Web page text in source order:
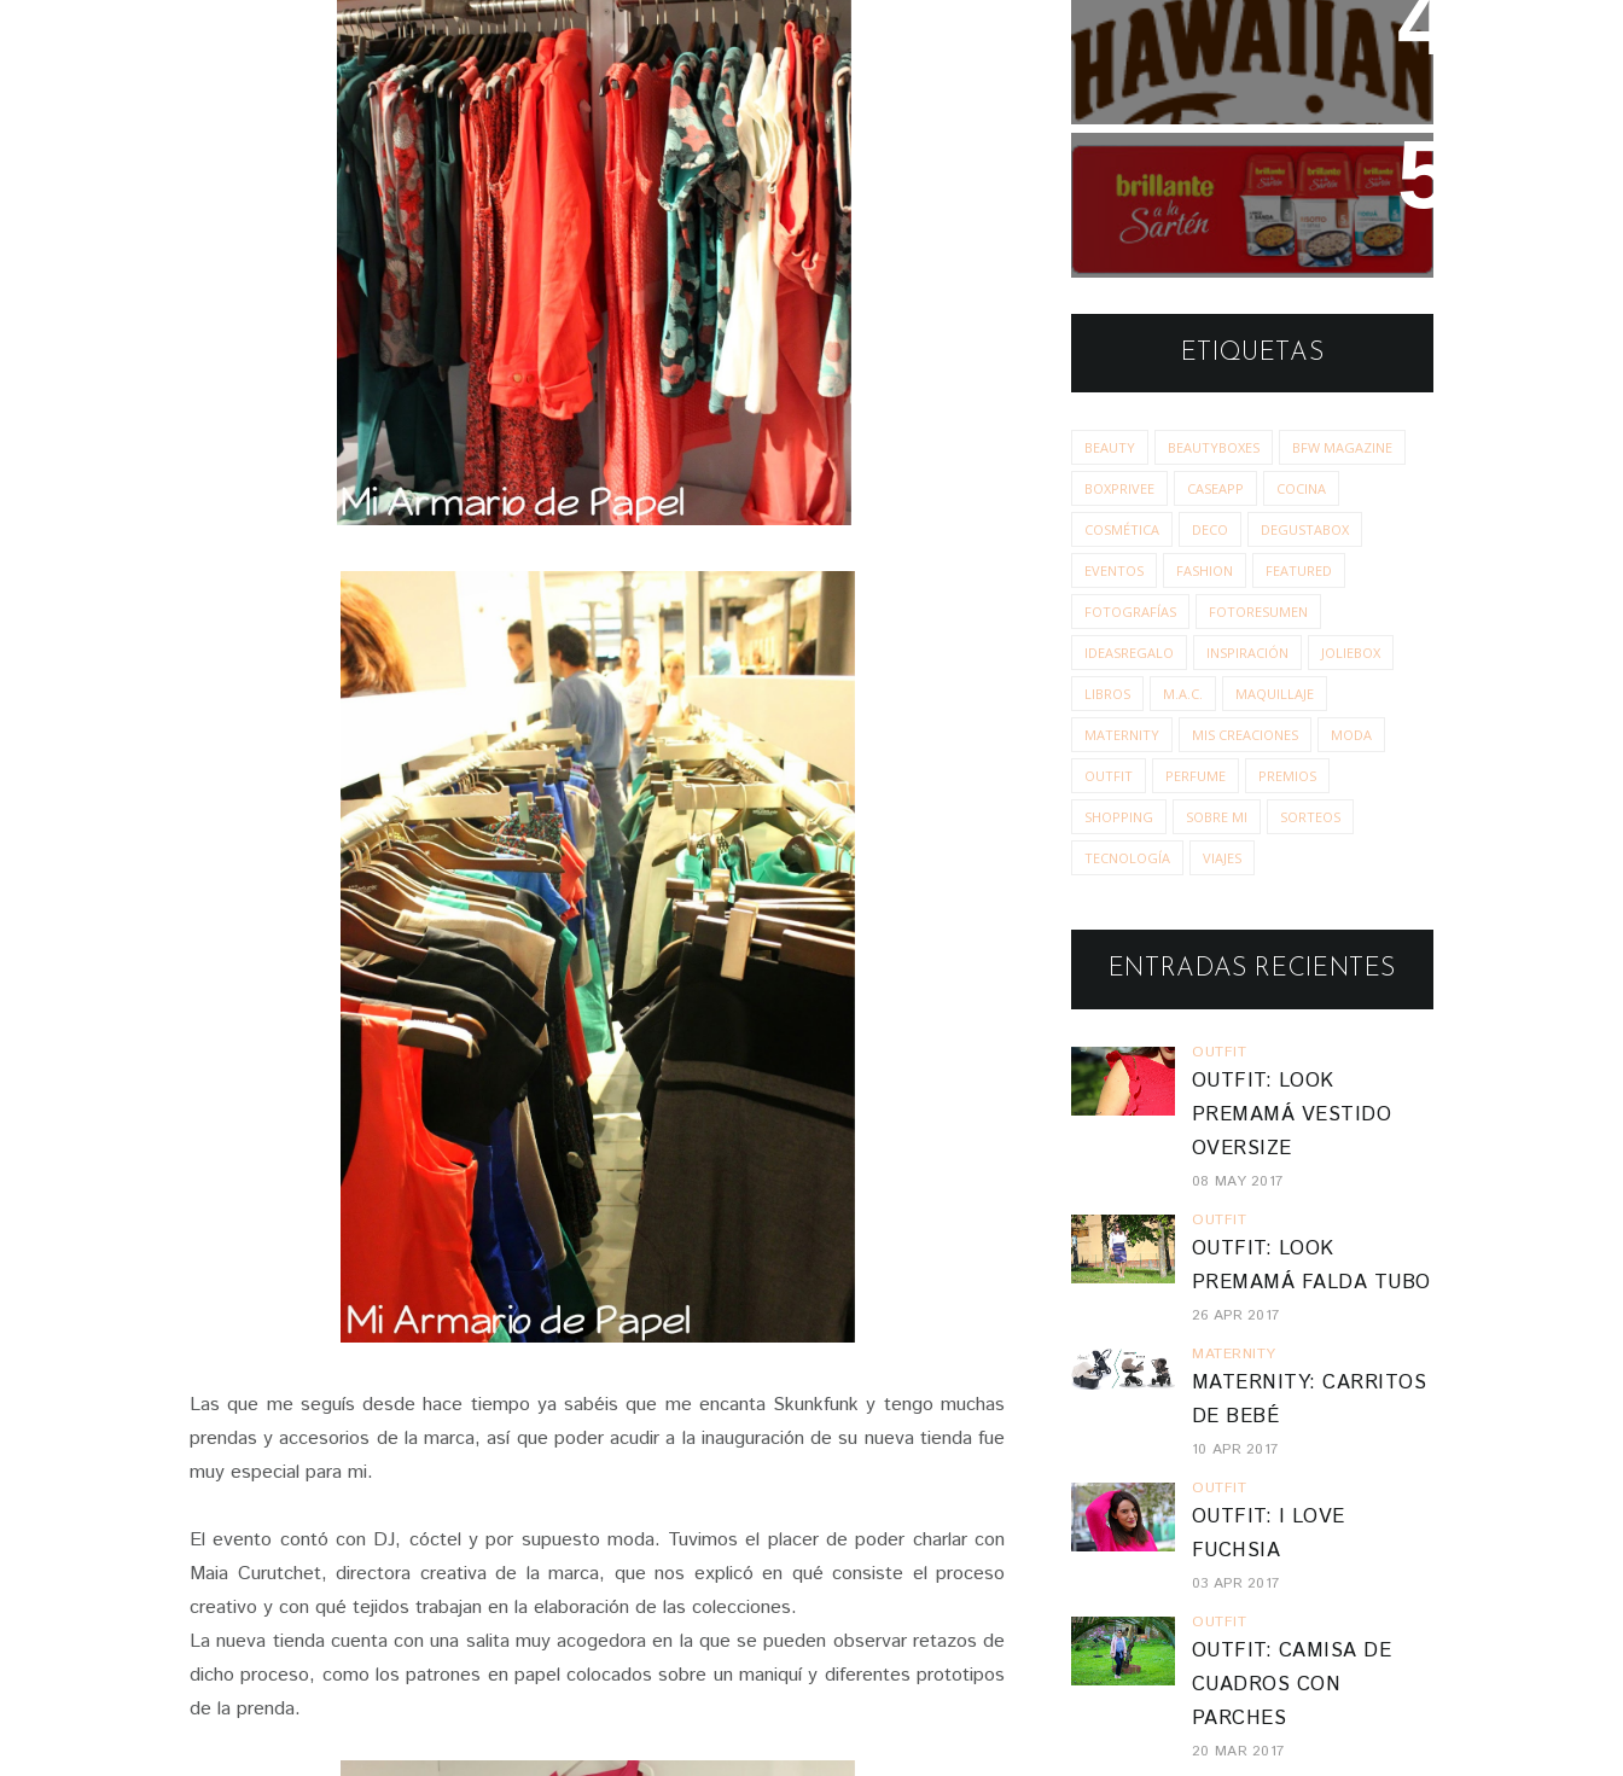
Las que me seguís desde hace tiempo ya sabéis que me encanta Skunkfunk y tengo muchas
prendas y accesorios de la marca, así que poder acudir a la inauguración de su nueva tienda fue
muy especial para mi.
El evento contó con DJ, cóctel y por supuesto moda. Tuvimos el placer de poder charlar con
Maia Curutchet, directora creativa de la marca, que nos explicó en qué consiste el proceso
creativo y con qué tejidos trabajan en la elaboración de las colecciones.
La nueva tienda cuenta con una salita muy acogedora en la que se pueden observar retazos de
dicho proceso, como los patrones en papel colocados sobre un maniquí y diferentes prototipos
de la prenda.
Haul: Dúo de Productos
Hawaiian Tropic para el
Veranito
Estudio de Opinión: Brillante
a la Sartén
ETIQUETAS
BEAUTY BEAUTYBOXES BFW MAGAZINE
BOXPRIVEE CASEAPP COCINA
COSMÉTICA DECO DEGUSTABOX
EVENTOS FASHION FEATURED
FOTOGRAFÍAS FOTORESUMEN
IDEASREGALO INSPIRACIÓN JOLIEBOX
LIBROS M.A.C. MAQUILLAJE
MATERNITY MIS CREACIONES MODA
OUTFIT PERFUME PREMIOS
SHOPPING SOBRE MI SORTEOS
TECNOLOGÍA VIAJES
ENTRADAS RECIENTES
OUTFIT
OUTFIT: LOOK
PREMAMÁ VESTIDO
OVERSIZE
08 MAY 2017
OUTFIT
OUTFIT: LOOK
PREMAMÁ FALDA TUBO
26 APR 2017
MATERNITY
MATERNITY: CARRITOS
DE BEBÉ
10 APR 2017
OUTFIT
OUTFIT: I LOVE
FUCHSIA
03 APR 2017
OUTFIT
OUTFIT: CAMISA DE
CUADROS CON
PARCHES
20 MAR 2017